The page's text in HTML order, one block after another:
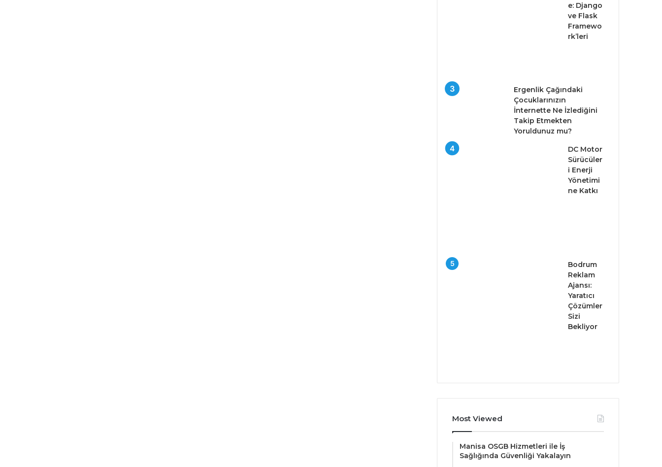
e: Django
ve Flask
Framewo
rk’leri
Ergenlik Çağındaki
Çocuklarınızın
İnternette Ne İzlediğini
Takip Etmekten
Yoruldunuz mu?
DC Motor
Sürücüler
i Enerji
Yönetimi
ne Katkı
Bodrum
Reklam
Ajansı:
Yaratıcı
Çözümler
Sizi
Bekliyor
Most Viewed
Manisa OSGB Hizmetleri ile İş
Sağlığında Güvenliği Yakalayın